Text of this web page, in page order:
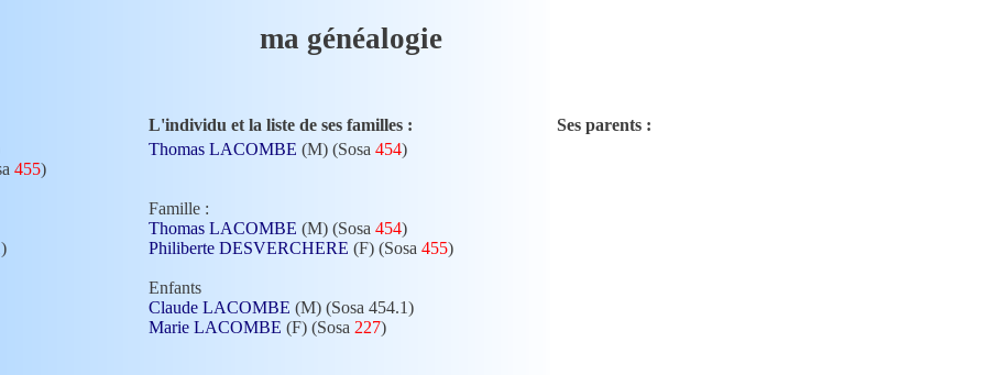
ma généalogie
L'individu et la liste de ses familles :
Ses parents :
455)
Thomas LACOMBE (M) (Sosa 454)
Famille :
Thomas LACOMBE (M) (Sosa 454)
Philiberte DESVERCHERE (F) (Sosa 455)
Enfants
Claude LACOMBE (M) (Sosa 454.1)
Marie LACOMBE (F) (Sosa 227)